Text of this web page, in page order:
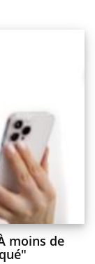
moins de